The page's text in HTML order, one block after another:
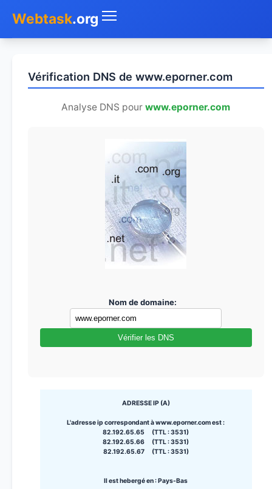
Webtask.org
Whois
Vérification DNS de www.eporner.com
Analyse DNS pourwww.eporner.com
Nom de domaine:
Vérifier les DNS
ADRESSE IP (A)
L'adresse ip correspondant à www.eporner.com est :
82.192.65.65 (TTL : 3531)
82.192.65.66 (TTL : 3531)
82.192.65.67 (TTL : 3531)
Il est hebergé en : Pays-Bas